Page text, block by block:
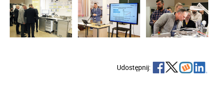
Udostępnij: